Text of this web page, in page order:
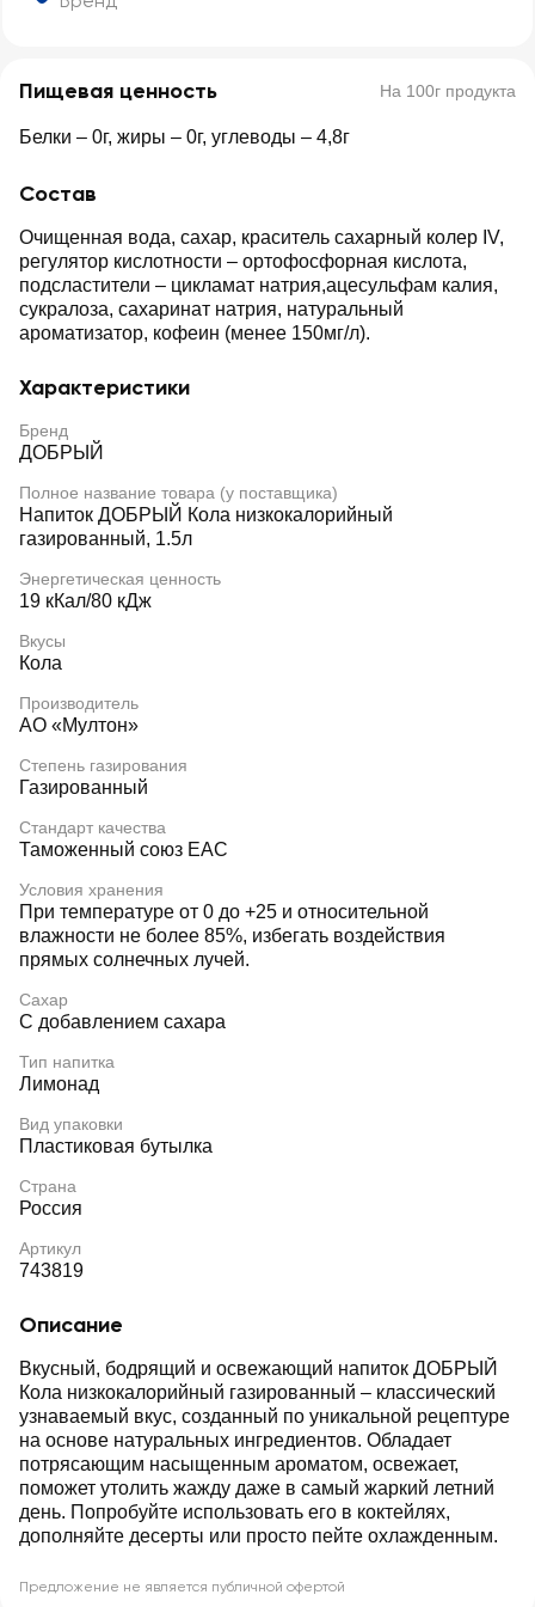
Пищевая ценность На 100г продукта
Белки – 0г, жиры – 0г, углеводы – 4,8г
Состав
Очищенная вода, сахар, краситель сахарный колер IV,
регулятор кислотности – ортофосфорная кислота,
подсластители – цикламат натрия,ацесульфам калия,
сукралоза, сахаринат натрия, натуральный
ароматизатор, кофеин (менее 150мг/л).
Характеристики
Бренд
ДОБРЫЙ
Полное название товара (у поставщика)
Напиток ДОБРЫЙ Кола низкокалорийный
газированный, 1.5л
Энергетическая ценность
19 кКал/80 кДж
Вкусы
Кола
Производитель
АО «Мултон»
Степень газирования
Газированный
Стандарт качества
Таможенный союз EAC
Условия хранения
При температуре от 0 до +25 и относительной
влажности не более 85%, избегать воздействия
прямых солнечных лучей.
Сахар
С добавлением сахара
Тип напитка
Лимонад
Вид упаковки
Пластиковая бутылка
Страна
Россия
Артикул
743819
Описание
Вкусный, бодрящий и освежающий напиток ДОБРЫЙ
Кола низкокалорийный газированный – классический
узнаваемый вкус, созданный по уникальной рецептуре
на основе натуральных ингредиентов. Обладает
потрясающим насыщенным ароматом, освежает,
поможет утолить жажду даже в самый жаркий летний
день. Попробуйте использовать его в коктейлях,
дополняйте десерты или просто пейте охлажденным.
Предложение не является публичной офертой